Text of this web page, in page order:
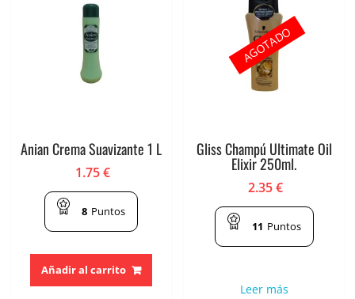
Anian Crema Suavizante 1 L
1.75€
8 Puntos
Añadir al carrito
Gliss Champú Ultimate Oil
Elixir 250ml.
2.35€
11 Puntos
Leer más
AGOTADO